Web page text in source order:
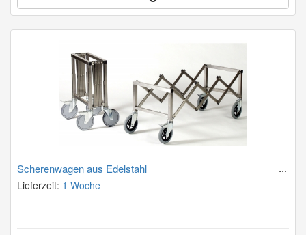
Scherenwagen aus Edelstahl
Lieferzeit: 1 Woche